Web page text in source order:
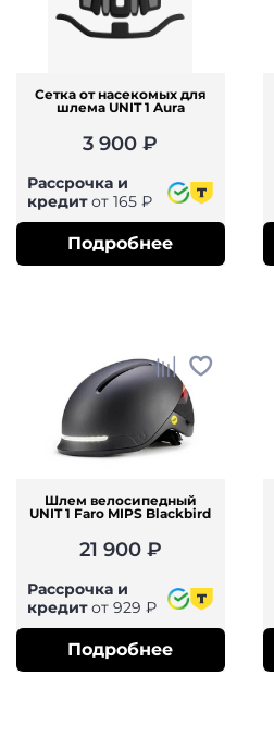
Сетка от насекомых для
шлема UNIT 1 Aura
3 900 ₽
Рассрочка и
кредитот 165 ₽
Подробнее
Шлем велосипедный
UNIT 1 Faro MIPS Blackbird
21 900 ₽
Рассрочка и
кредитот 929 ₽
Подробнее